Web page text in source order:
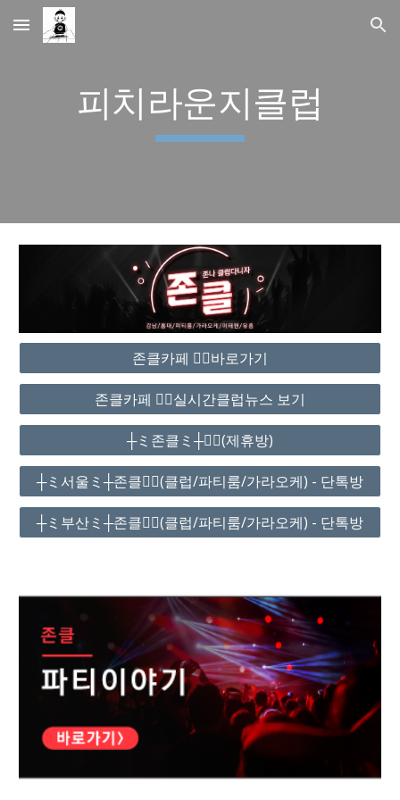
Skip to main content Skip to navigation
피치라운지클럽
존클카페 ❤️‍🔥바로가기
존클카페 ❤️‍🔥실시간클럽뉴스 보기
┼ミ존클ミ┼❤️‍🔥(제휴방)
┼ミ서울ミ┼존클❤️‍🔥(클럽/파티룸/가라오케) - 단톡방
┼ミ부산ミ┼존클❤️‍🔥(클럽/파티룸/가라오케) - 단톡방